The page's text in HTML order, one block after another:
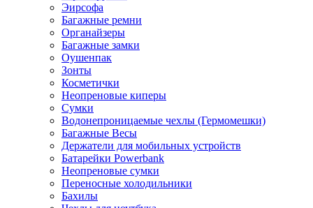
Эирсофа
Багажные ремни
Органайзеры
Багажные замки
Оушенпак
Зонты
Косметички
Неопреновые киперы
Сумки
Водонепроницаемые чехлы (Гермомешки)
Багажные Весы
Держатели для мобильных устройств
Батарейки Powerbank
Неопреновые сумки
Переносные холодильники
Бахилы